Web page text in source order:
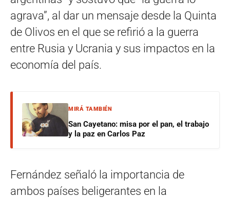
agrava”, al dar un mensaje desde la Quinta
de Olivos en el que se refirió a la guerra
entre Rusia y Ucrania y sus impactos en la
economía del país.
MIRÁ TAMBIÉN
San Cayetano: misa por el pan, el trabajo
y la paz en Carlos Paz
Fernández señaló la importancia de
ambos países beligerantes en la